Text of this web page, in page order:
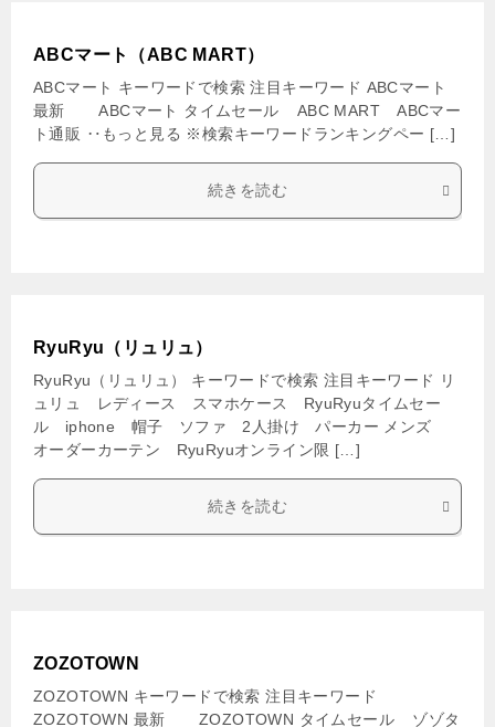
ABCマート（ABC MART）
ABCマート キーワードで検索 注目キーワード ABCマート
最新 ABCマート タイムセール ABC MART ABCマー
ト通販 ‥もっと見る ※検索キーワードランキングペー […]
続きを読む
RyuRyu（リュリュ）
RyuRyu（リュリュ） キーワードで検索 注目キーワード リ
ュリュ レディース スマホケース RyuRyuタイムセー
ル iphone 帽子 ソファ 2人掛け パーカー メンズ
オーダーカーテン RyuRyuオンライン限 […]
続きを読む
ZOZOTOWN
ZOZOTOWN キーワードで検索 注目キーワード
ZOZOTOWN 最新 ZOZOTOWN タイムセール ゾゾタ